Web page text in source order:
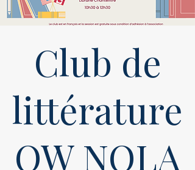
Club de
littérature
OW NOLA